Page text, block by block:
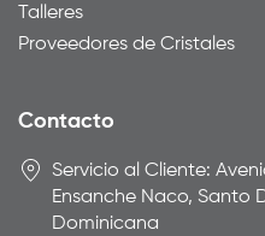
Talleres
Proveedores de Cristales
Contacto
Servicio al Cliente:
Ensanche Naco, Santo
Dominicana